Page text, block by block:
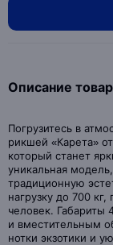
Описание
Погрузитесь в
рикшей «Карета»
который станет
уникальная
традиционную
нагрузку до 700
человек. Габариты
и вместительным
нотки экзотики и